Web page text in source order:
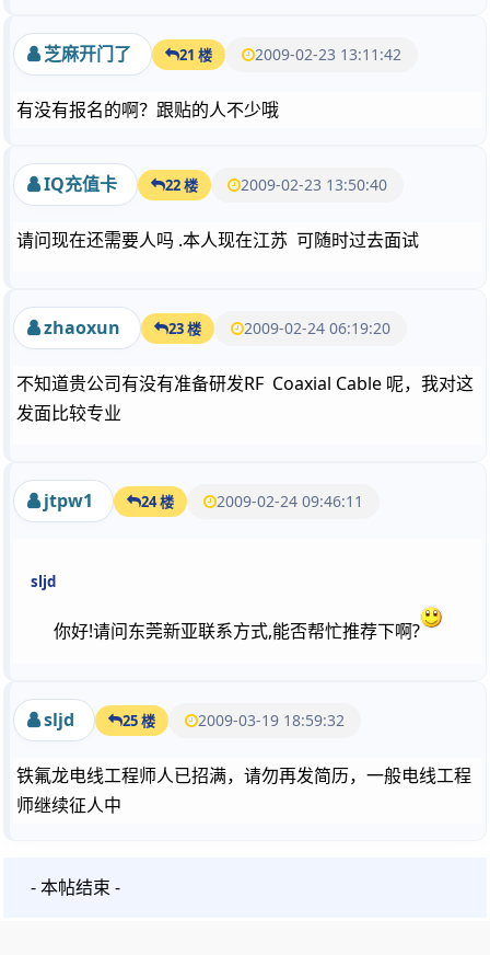
芝麻开门了 21 楼 2009-02-23 13:11:42
有没有报名的啊？跟贴的人不少哦
IQ充值卡 22 楼 2009-02-23 13:50:40
请问现在还需要人吗 .本人现在江苏 可随时过去面试
zhaoxun 23 楼 2009-02-24 06:19:20
不知道贵公司有没有准备研发RF Coaxial Cable 呢，我对这
发面比较专业
jtpw1 24 楼 2009-02-24 09:46:11
sljd
你好!请问东莞新亚联系方式,能否帮忙推荐下啊?
sljd 25 楼 2009-03-19 18:59:32
铁氟龙电线工程师人已招满，请勿再发简历，一般电线工程
师继续征人中
- 本帖结束 -